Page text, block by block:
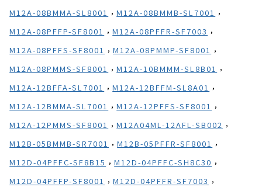
M12A-08BMMA-SL8001 , M12A-08BMMB-SL7001 ,
M12A-08PFFP-SF8001 , M12A-08PFFR-SF7003 ,
M12A-08PFFS-SF8001 , M12A-08PMMP-SF8001 ,
M12A-08PMMS-SF8001 , M12A-10BMMM-SL8B01 ,
M12A-12BFFA-SL7001 , M12A-12BFFM-SL8A01 ,
M12A-12BMMA-SL7001 , M12A-12PFFS-SF8001 ,
M12A-12PMMS-SF8001 , M12A04ML-12AFL-SB002 ,
M12B-05BMMB-SR7001 , M12B-05PFFR-SF8001 ,
M12D-04PFFC-SF8B15 , M12D-04PFFC-SH8C30 ,
M12D-04PFFP-SF8001 , M12D-04PFFR-SF7003 ,